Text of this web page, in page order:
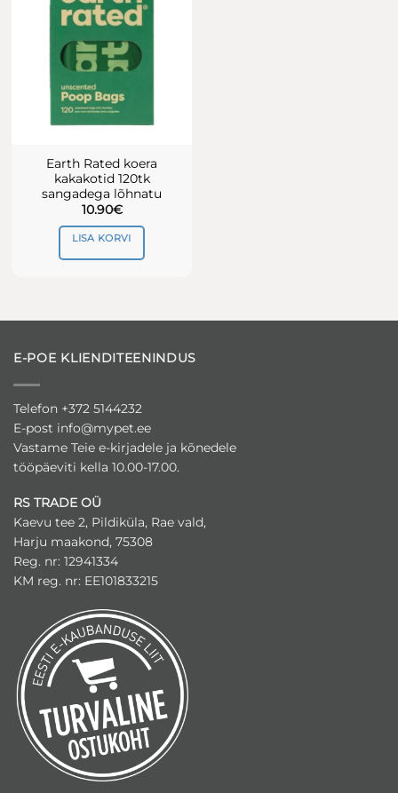
Earth Rated koera
kakakotid 120tk
sangadega lõhnatu
10.90€
LISA KORVI
E-POE KLIENDITEENINDUS
Telefon +372 5144232
E-post info@mypet.ee
Vastame Teie e-kirjadele ja kõnedele
tööpäeviti kella 10.00-17.00.
RS TRADE OÜ
Kaevu tee 2, Pildiküla, Rae vald,
Harju maakond, 75308
Reg. nr: 12941334
KM reg. nr: EE101833215